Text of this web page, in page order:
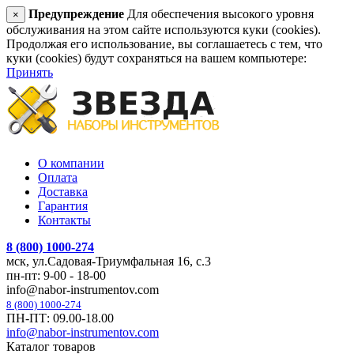
× Предупреждение Для обеспечения высокого уровня
обслуживания на этом сайте используются куки (cookies).
Продолжая его использование, вы соглашаетесь с тем, что
куки (cookies) будут сохраняться на вашем компьютере:
Принять
О компании
Оплата
Доставка
Гарантия
Контакты
8 (800) 1000-274
мск, ул.Садовая-Триумфальная 16, с.3
пн-пт: 9-00 - 18-00
info@nabor-instrumentov.com
8 (800) 1000-274
ПН-ПТ: 09.00-18.00
info@nabor-instrumentov.com
Каталог товаров